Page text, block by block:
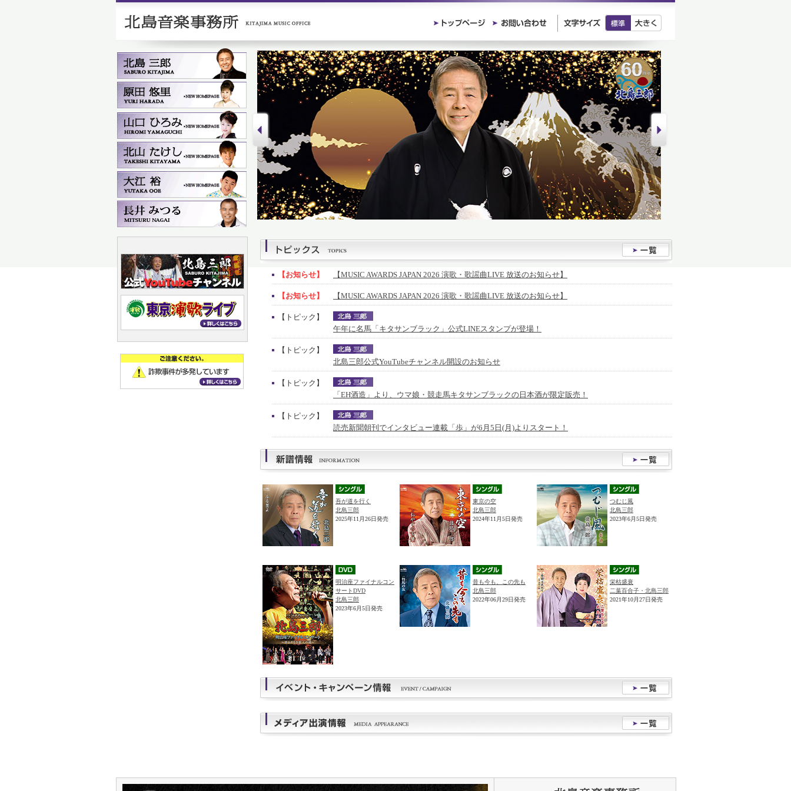
【お知らせ】 【MUSIC AWARDS JAPAN 2026 演歌・歌謡曲LIVE 放送のお知らせ】
【お知らせ】 【MUSIC AWARDS JAPAN 2026 演歌・歌謡曲LIVE 放送のお知らせ】
【トピック】
午年に名馬「キタサンブラック」公式LINEスタンプが登場！
【トピック】
北島三郎公式YouTubeチャンネル開設のお知らせ
【トピック】
「EH酒造」より、ウマ娘・競走馬キタサンブラックの日本酒が限定販売！
【トピック】
読売新聞朝刊でインタビュー連載「歩」が6月5日(月)よりスタート！
吾が道を行く
北島三郎
2025年11月26日発売
東京の空
北島三郎
2024年11月5日発売
つむじ風
北島三郎
2023年6月5日発売
明治座ファイナルコン
サートDVD
北島三郎
2023年6月5日発売
昔も今も、この先も
北島三郎
2022年06月29日発売
栄枯盛衰
二葉百合子・北島三郎
2021年10月27日発売